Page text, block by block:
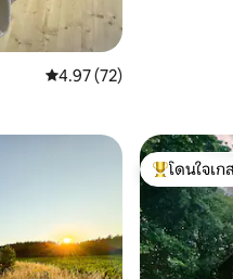
คะแนนเฉลี่ย 4.97 จาก 5, 72
4.97 (72)
โดนใจเกส
โดนใจเก